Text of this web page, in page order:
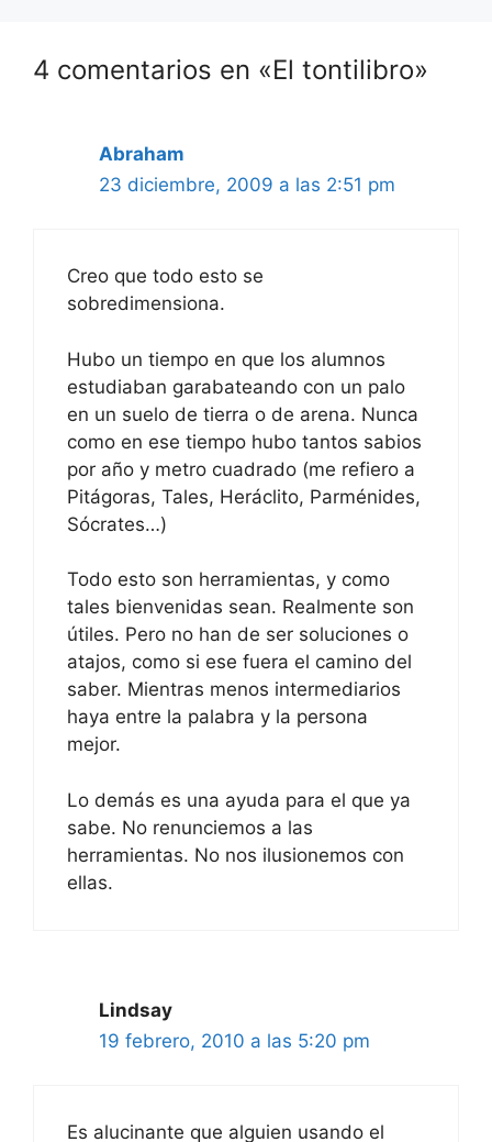
4 comentarios en «El tontilibro»
Abraham
23 diciembre, 2009 a las 2:51 pm
Creo que todo esto se
sobredimensiona.
Hubo un tiempo en que los alumnos
estudiaban garabateando con un palo
en un suelo de tierra o de arena. Nunca
como en ese tiempo hubo tantos sabios
por año y metro cuadrado (me refiero a
Pitágoras, Tales, Heráclito, Parménides,
Sócrates…)
Todo esto son herramientas, y como
tales bienvenidas sean. Realmente son
útiles. Pero no han de ser soluciones o
atajos, como si ese fuera el camino del
saber. Mientras menos intermediarios
haya entre la palabra y la persona
mejor.
Lo demás es una ayuda para el que ya
sabe. No renunciemos a las
herramientas. No nos ilusionemos con
ellas.
Lindsay
19 febrero, 2010 a las 5:20 pm
Es alucinante que alguien usando el